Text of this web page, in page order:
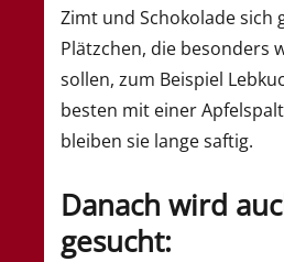
Zimt und Schokolade sich
Plätzchen, die besonders
sollen, zum Beispiel
besten mit einer
bleiben sie lange saftig.
Danach wird
gesucht: